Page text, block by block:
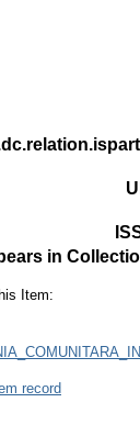
in
Item:
record